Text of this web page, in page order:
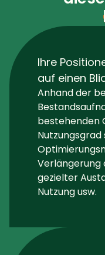
Ihre
auf einen
Anhand der
bestehenden
Verlängerung
gezielter
Nutzung usw.